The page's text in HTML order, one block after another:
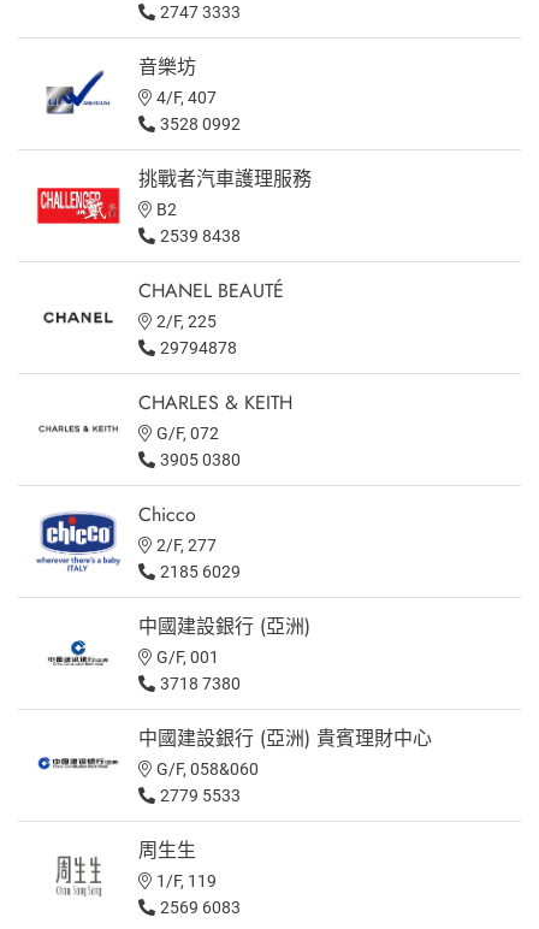
2747 3333
音樂坊
4/F, 407
3528 0992
挑戰者汽車護理服務
B2
2539 8438
CHANEL BEAUTÉ
2/F, 225
29794878
CHARLES & KEITH
G/F, 072
3905 0380
Chicco
2/F, 277
2185 6029
中國建設銀行 (亞洲)
G/F, 001
3718 7380
中國建設銀行 (亞洲) 貴賓理財中心
G/F, 058&060
2779 5533
周生生
1/F, 119
2569 6083